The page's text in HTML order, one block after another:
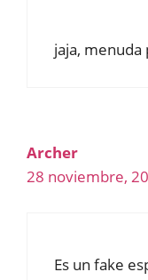
jaja, menuda
Archer
28 noviembre,
Es un fake